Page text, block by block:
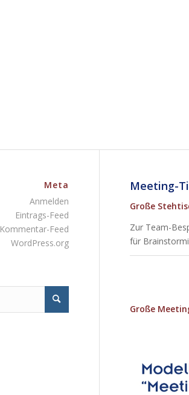
Meeting-
Große
Zur Team-
für
Große
Meta
Anmelden
Eintrags-Feed
Kommentar-Feed
WordPress.org